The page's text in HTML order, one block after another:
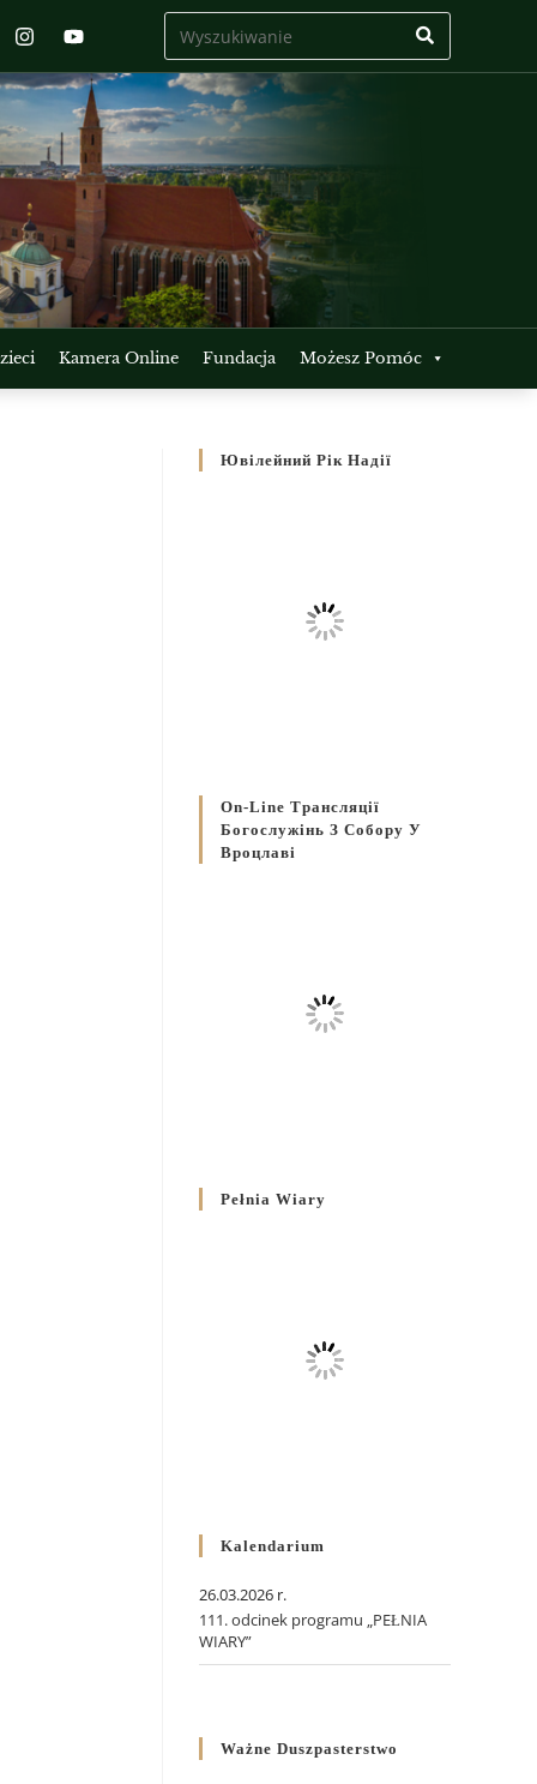
Kamera Online Fundacja Możesz Pomóc
Ювілейний Рік Надії
On-Line Трансляції
Богослужінь З Собору У
Вроцлаві
Pełnia Wiary
Kalendarium
26.03.2026 r.
111. odcinek programu „PEŁNIA
WIARY”
Ważne Duszpasterstwo